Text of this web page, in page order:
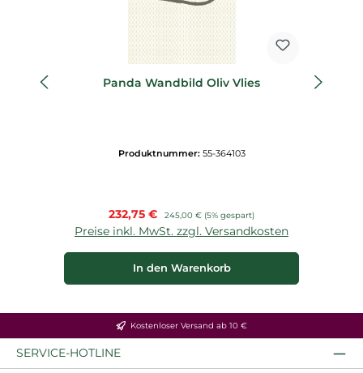
Panda Wandbild Oliv Vlies
Produktnummer: 55-364103
Verkaufspreis:
232,75 € Regulärer Preis:
245,00 € (5% gespart)
Preise inkl. MwSt. zzgl. Versandkosten
In den Warenkorb
Kostenloser Versand ab 10 €
SERVICE-HOTLINE